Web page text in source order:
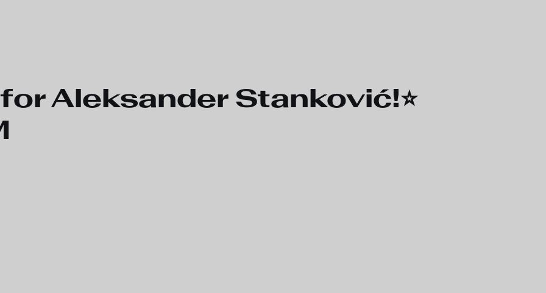
Aleksander Stanković!⭐️